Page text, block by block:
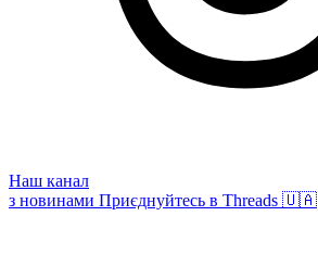
Наш канал
з новинами Приєднуйтесь в Threads 🇺🇦